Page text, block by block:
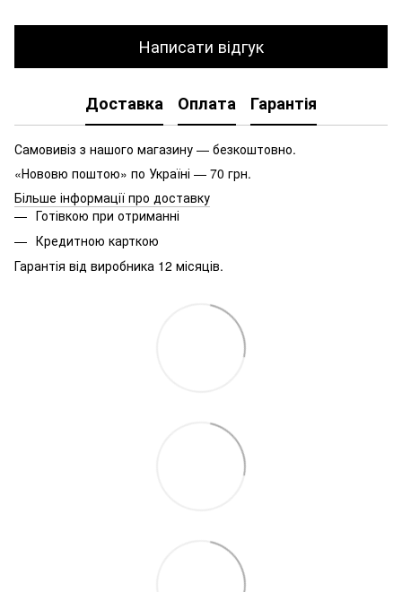
Написати відгук
Доставка Оплата Гарантія
Самовивіз з нашого магазину — безкоштовно.
«Нововю поштою» по Україні — 70 грн.
Більше інформації про доставку
Готівкою при отриманні
Кредитною карткою
Гарантія від виробника 12 місяців.